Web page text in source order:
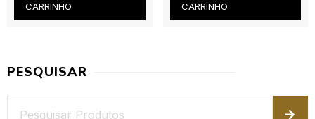
CARRINHO
CARRINHO
PESQUISAR